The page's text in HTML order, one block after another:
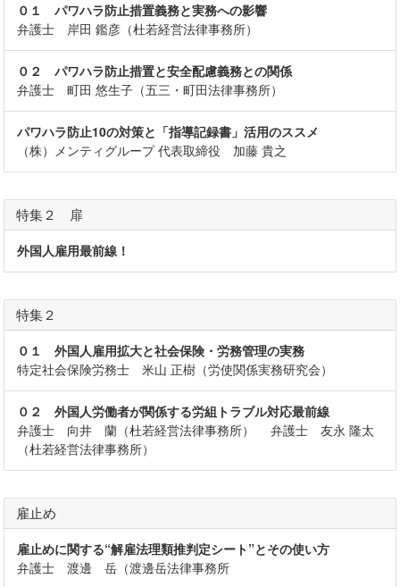
０１ パワハラ防止措置義務と実務への影響
弁護士 岸田 鑑彦（杜若経営法律事務所）
０２ パワハラ防止措置と安全配慮義務との関係
弁護士 町田 悠生子（五三・町田法律事務所）
パワハラ防止10の対策と「指導記録書」活用のススメ
（株）メンティグループ 代表取締役 加藤 貴之
特集２ 扉
外国人雇用最前線！
特集２
０１ 外国人雇用拡大と社会保険・労務管理の実務
特定社会保険労務士 米山 正樹（労使関係実務研究会）
０２ 外国人労働者が関係する労組トラブル対応最前線
弁護士 向井 蘭（杜若経営法律事務所） 弁護士 友永 隆太
（杜若経営法律事務所）
雇止め
雇止めに関する“解雇法理類推判定シート”とその使い方
弁護士 渡邊 岳（渡邊岳法律事務所